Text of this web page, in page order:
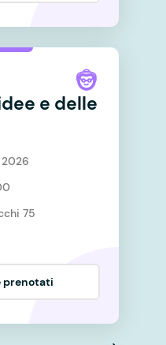
e delle
75
prenotati